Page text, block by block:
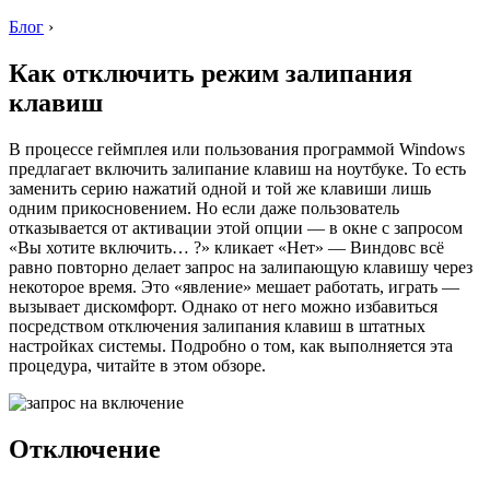
Блог ›
Как отключить режим залипания
клавиш
В процессе геймплея или пользования программой Windows
предлагает включить залипание клавиш на ноутбуке. То есть
заменить серию нажатий одной и той же клавиши лишь
одним прикосновением. Но если даже пользователь
отказывается от активации этой опции — в окне с запросом
«Вы хотите включить… ?» кликает «Нет» — Виндовс всё
равно повторно делает запрос на залипающую клавишу через
некоторое время. Это «явление» мешает работать, играть —
вызывает дискомфорт. Однако от него можно избавиться
посредством отключения залипания клавиш в штатных
настройках системы. Подробно о том, как выполняется эта
процедура, читайте в этом обзоре.
Отключение